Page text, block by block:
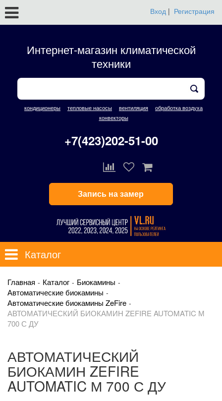
Вход | Регистрация
Интернет-магазин климатической
техники
кондиционеры тепловые насосы вентиляция
обработка воздуха
конвекторы
+7(423)202-51-00
Запись на замер
Каталог
Главная Каталог
Биокамины
Автоматические биокамины
Автоматические биокамины ZeFire
АВТОМАТИЧЕСКИЙ БИОКАМИН ZEFIRE AUTOMATIC М
700 С ДУ
АВТОМАТИЧЕСКИЙ
БИОКАМИН ZEFIRE
AUTOMATIC М 700 С ДУ